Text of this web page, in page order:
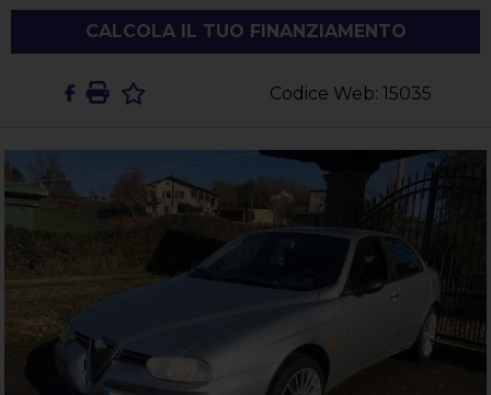
Codice Web: 15035
CALCOLA IL TUO FINANZIAMENTO